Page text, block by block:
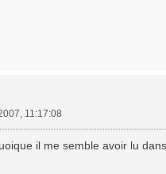
11:17:08
il me semble avoir lu